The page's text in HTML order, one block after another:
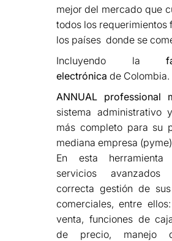
mejor del mercado que
todos los requerimientos
los países donde se
Incluyendo la
electrónica de Colombia.
ANNUAL professional
sistema administrativo
más completo para su
mediana empresa
En esta herramienta
servicios
correcta gestión de
comerciales, entre
venta, funciones de
de precio, manejo